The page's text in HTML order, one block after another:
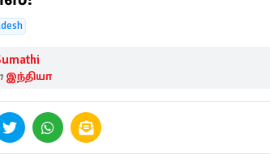
இந்தியா